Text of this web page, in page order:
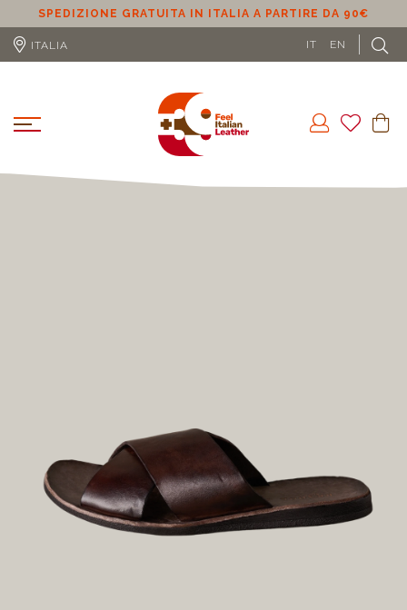
SPEDIZIONE GRATUITA IN ITALIA A PARTIRE DA 90€
ITALIA IT EN